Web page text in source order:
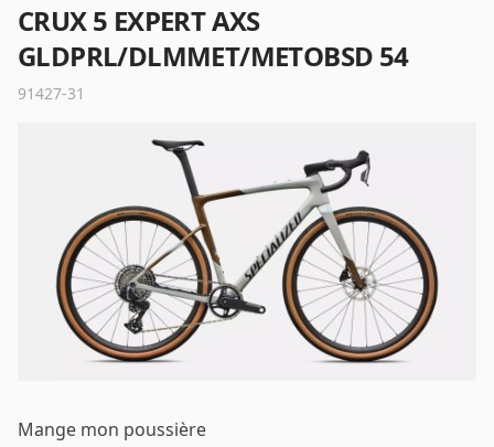
CRUX 5 EXPERT AXS
GLDPRL/DLMMET/METOBSD 54
91427-31
Mange mon poussière
Connecter
Email*
Mot de passe*